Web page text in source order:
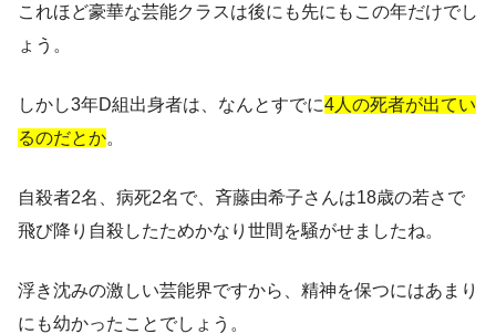
これほど豪華な芸能クラスは後にも先にもこの年だけでし
ょう。
しかし3年D組出身者は、なんとすでに4人の死者が出てい
るのだとか。
自殺者2名、病死2名で、斉藤由希子さんは18歳の若さで
飛び降り自殺したためかなり世間を騒がせましたね。
浮き沈みの激しい芸能界ですから、精神を保つにはあまり
にも幼かったことでしょう。